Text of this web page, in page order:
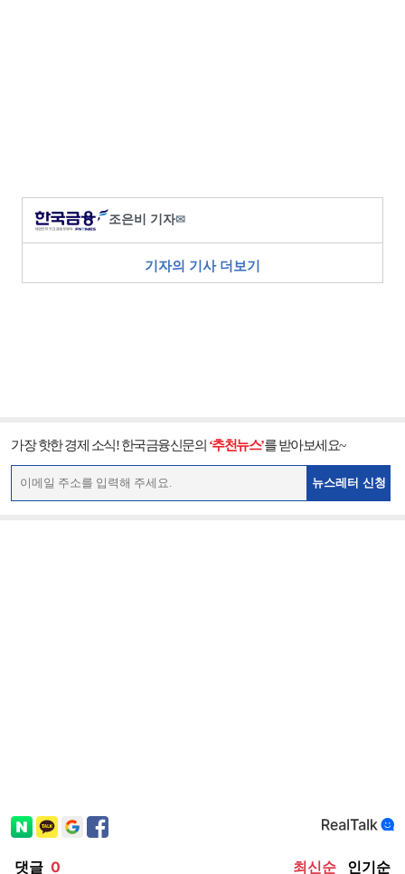
조은비 기자✉
기자의 기사 더보기
가장 핫한 경제 소식! 한국금융신문의 ‘추천뉴스’를 받아보세요~
뉴스레터 신청